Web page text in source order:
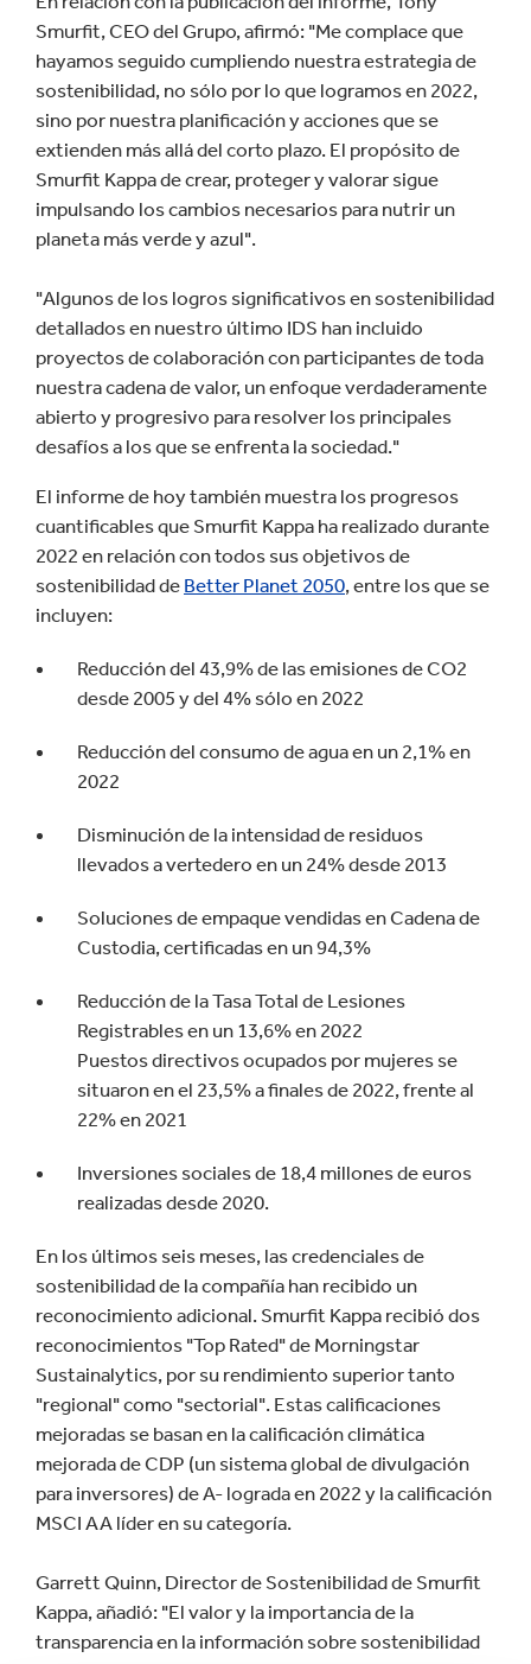
Smurfit, CEO del Grupo, afirmó: "Me complace que
hayamos seguido cumpliendo nuestra estrategia de
sostenibilidad, no sólo por lo que logramos en 2022,
sino por nuestra planificación y acciones que se
extienden más allá del corto plazo. El propósito de
Smurfit Kappa de crear, proteger y valorar sigue
impulsando los cambios necesarios para nutrir un
planeta más verde y azul".
"Algunos de los logros significativos en sostenibilidad
detallados en nuestro último IDS han incluido
proyectos de colaboración con participantes de toda
nuestra cadena de valor, un enfoque verdaderamente
abierto y progresivo para resolver los principales
desafíos a los que se enfrenta la sociedad."
El informe de hoy también muestra los progresos
cuantificables que Smurfit Kappa ha realizado durante
2022 en relación con todos sus objetivos de
sostenibilidad de Better Planet 2050, entre los que se
incluyen:
Reducción del 43,9% de las emisiones de CO2
desde 2005 y del 4% sólo en 2022
Reducción del consumo de agua en un 2,1% en
2022
Disminución de la intensidad de residuos
llevados a vertedero en un 24% desde 2013
Soluciones de empaque vendidas en Cadena de
Custodia, certificadas en un 94,3%
Reducción de la Tasa Total de Lesiones
Registrables en un 13,6% en 2022
Puestos directivos ocupados por mujeres se
situaron en el 23,5% a finales de 2022, frente al
22% en 2021
Inversiones sociales de 18,4 millones de euros
realizadas desde 2020.
En los últimos seis meses, las credenciales de
sostenibilidad de la compañía han recibido un
reconocimiento adicional. Smurfit Kappa recibió dos
reconocimientos "Top Rated" de Morningstar
Sustainalytics, por su rendimiento superior tanto
"regional" como "sectorial". Estas calificaciones
mejoradas se basan en la calificación climática
mejorada de CDP (un sistema global de divulgación
para inversores) de A- lograda en 2022 y la calificación
MSCI AA líder en su categoría.
Garrett Quinn, Director de Sostenibilidad de Smurfit
Kappa, añadió: "El valor y la importancia de la
transparencia en la información sobre sostenibilidad